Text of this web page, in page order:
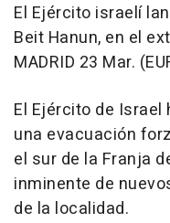
El Ejército israelí
Beit Hanun, en el
MADRID 23 Mar.
El Ejército de
una evacuación
el sur de la Franja
inminente de
de la localidad.